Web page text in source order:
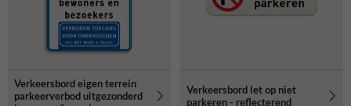
Verkeersbord eigen terrein
parkeerverbod uitgezonderd
Verkeersbord let op niet
parkeren - reflecterend